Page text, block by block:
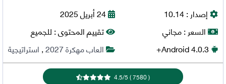
إصدار :10.14
السعر :مجاني
Android4.0.3+
24 أبريل 2025
تقييم المحتوى :للجميع
العاب مهكرة 2027
,استراتيجية
(
7580
)
4.5/5